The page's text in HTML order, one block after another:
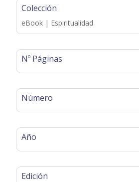
Colección
eBook | Espiritualidad
Nº Páginas
Número
Año
Edición